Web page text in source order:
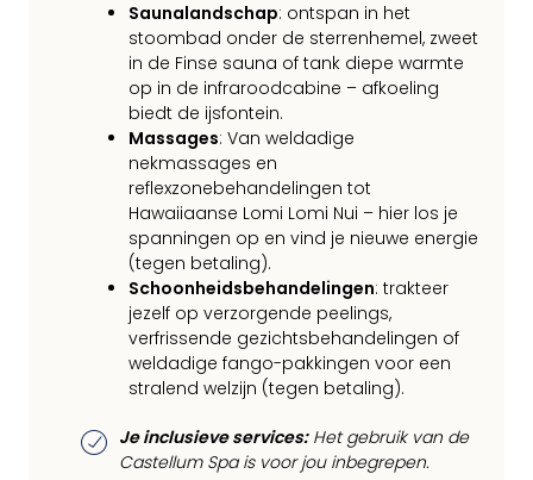
Saunalandschap: ontspan in het
stoombad onder de sterrenhemel, zweet
in de Finse sauna of tank diepe warmte
op in de infraroodcabine – afkoeling
biedt de ijsfontein.
Massages: Van weldadige
nekmassages en
reflexzonebehandelingen tot
Hawaiiaanse Lomi Lomi Nui – hier los je
spanningen op en vind je nieuwe energie
(tegen betaling).
Schoonheidsbehandelingen: trakteer
jezelf op verzorgende peelings,
verfrissende gezichtsbehandelingen of
weldadige fango-pakkingen voor een
stralend welzijn (tegen betaling).
Je inclusieve services:Het gebruik van de
Castellum Spa is voor jou inbegrepen.